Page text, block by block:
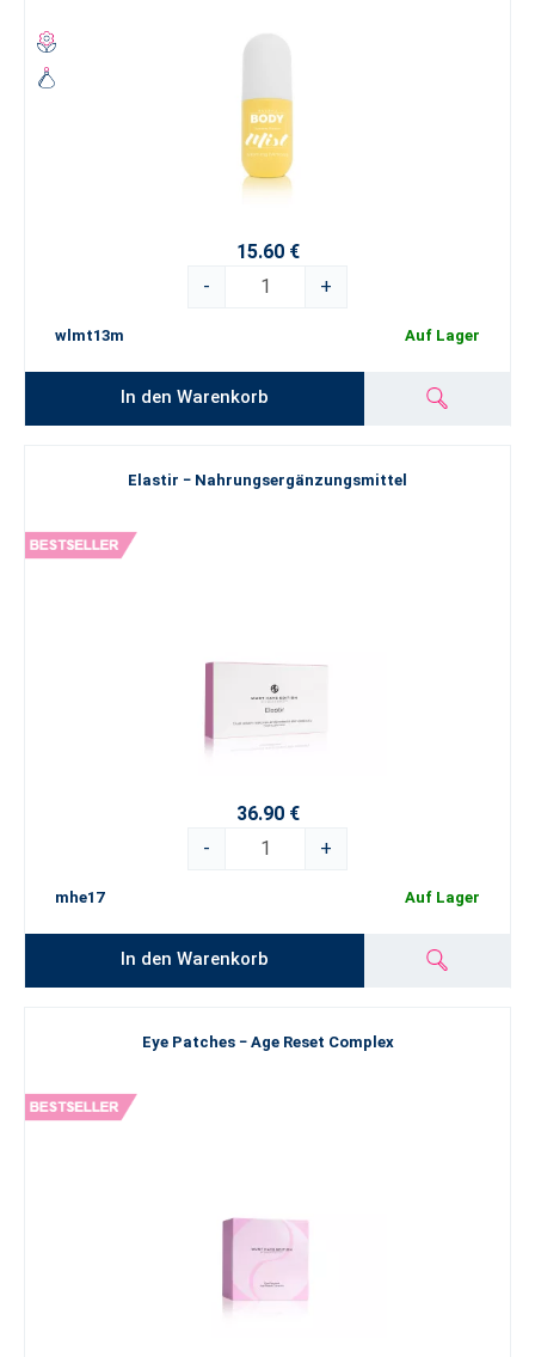
15.60 €
-
+
wlmt13m Auf Lager
In den Warenkorb
Elastir − Nahrungsergänzungsmittel
36.90 €
-
+
mhe17 Auf Lager
In den Warenkorb
Eye Patches − Age Reset Complex